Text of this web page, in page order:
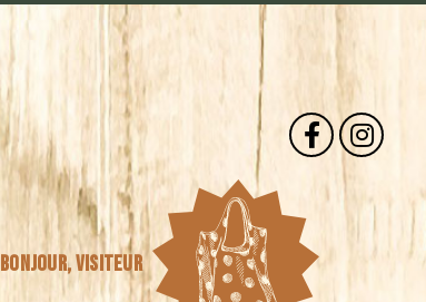
Bonjour,visiteur